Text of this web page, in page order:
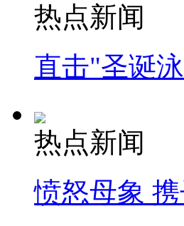
热点新闻
直击"圣诞
热点新闻
愤怒母象